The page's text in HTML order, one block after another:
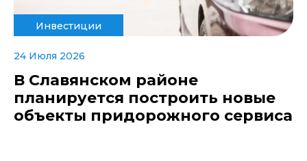
Инвестиции
24 Июля 2026
В Славянском районе
планируется построить новые
объекты придорожного сервиса